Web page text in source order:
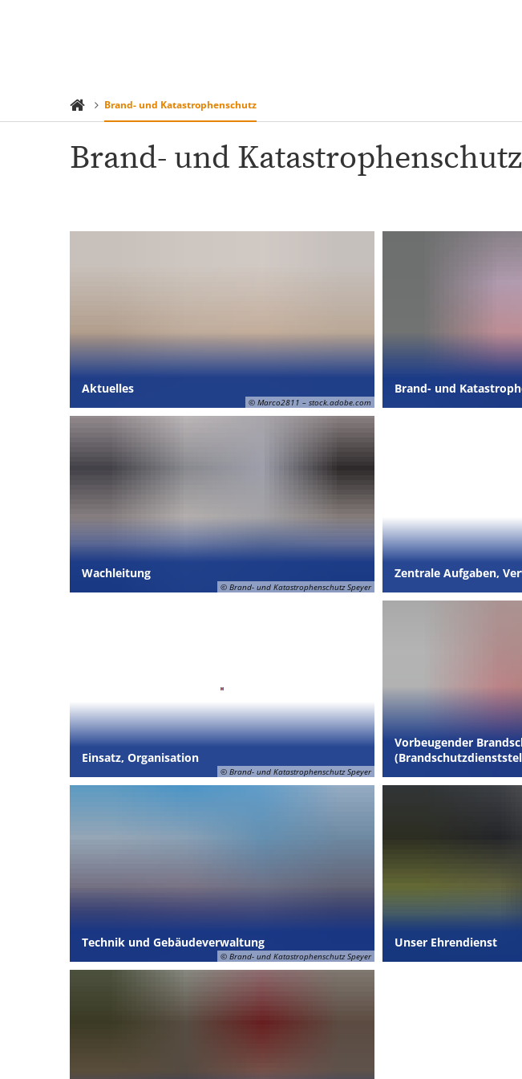
Brand- und Katastrophenschutz
Brand- und Katastrophenschutz
© Marco2811 – stock.adobe.com
Aktuelles Brand- und
© Brand- und Katastrophenschutz Speyer
Wachleitung Zentrale Aufgaben,
© Brand- und Katastrophenschutz Speyer
Einsatz, Organisation
Vorbeugender
© Brand- und Katastrophenschutz Speyer
Technik und Gebäudeverwaltung Unser Ehrendienst